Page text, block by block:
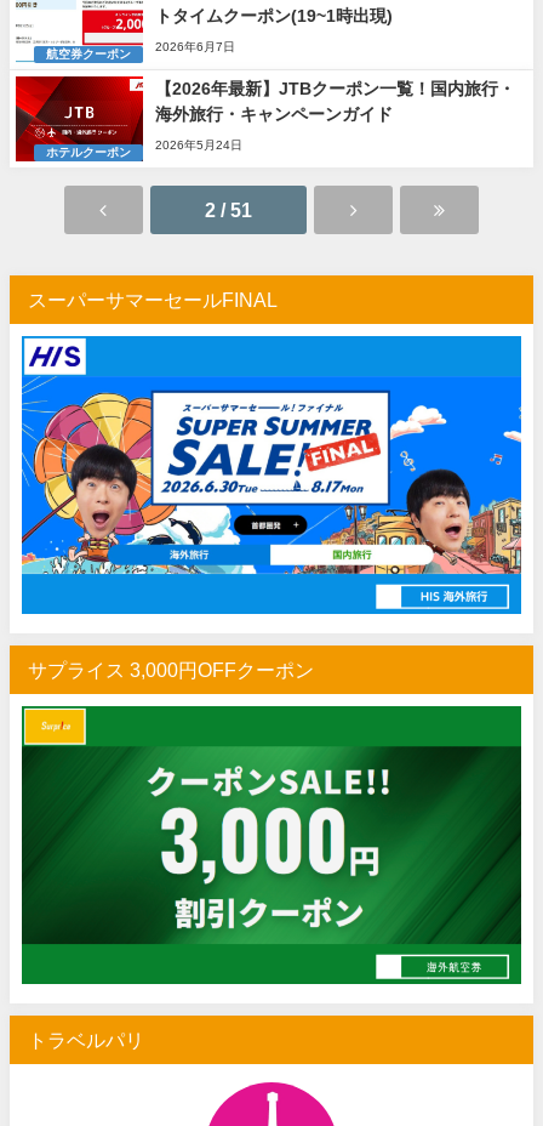
航空券クーポン
トタイムクーポン(19~1時出現)
2026年6月7日
ホテルクーポン
【2026年最新】JTBクーポン一覧！国内旅行・
海外旅行・キャンペーンガイド
2026年5月24日
2 / 51
スーパーサマーセールFINAL
サプライス 3,000円OFFクーポン
トラベルパリ